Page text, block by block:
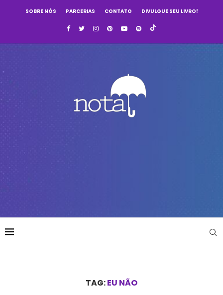
SOBRE NÓS PARCERIAS CONTATO DIVULGUE SEU LIVRO!
TAG:EU NÃO